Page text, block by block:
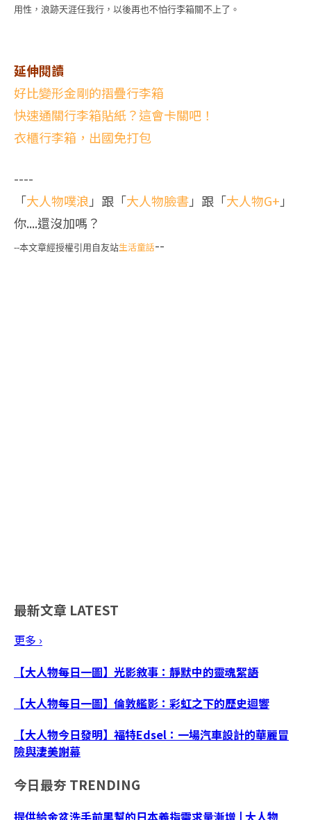
用性，浪跡天涯任我行，以後再也不怕行李箱關不上了。
延伸閱讀
好比變形金剛的摺疊行李箱
快速通關行李箱貼紙？這會卡關吧！
衣櫃行李箱，出國免打包
----
「大人物噗浪 」跟「大人物臉書」跟「大人物G+ 」
你....還沒加嗎？
--本文章經授權引用自友站生活童話--
最新文章 LATEST
更多 ›
【大人物每日一圖】光影敘事：靜默中的靈魂絮語
【大人物每日一圖】倫敦艦影：彩虹之下的歷史迴響
【大人物今日發明】福特Edsel：一場汽車設計的華麗冒
險與淒美謝幕
今日最夯 TRENDING
提供給金盆洗手前黑幫的日本義指需求量漸增 | 大人物